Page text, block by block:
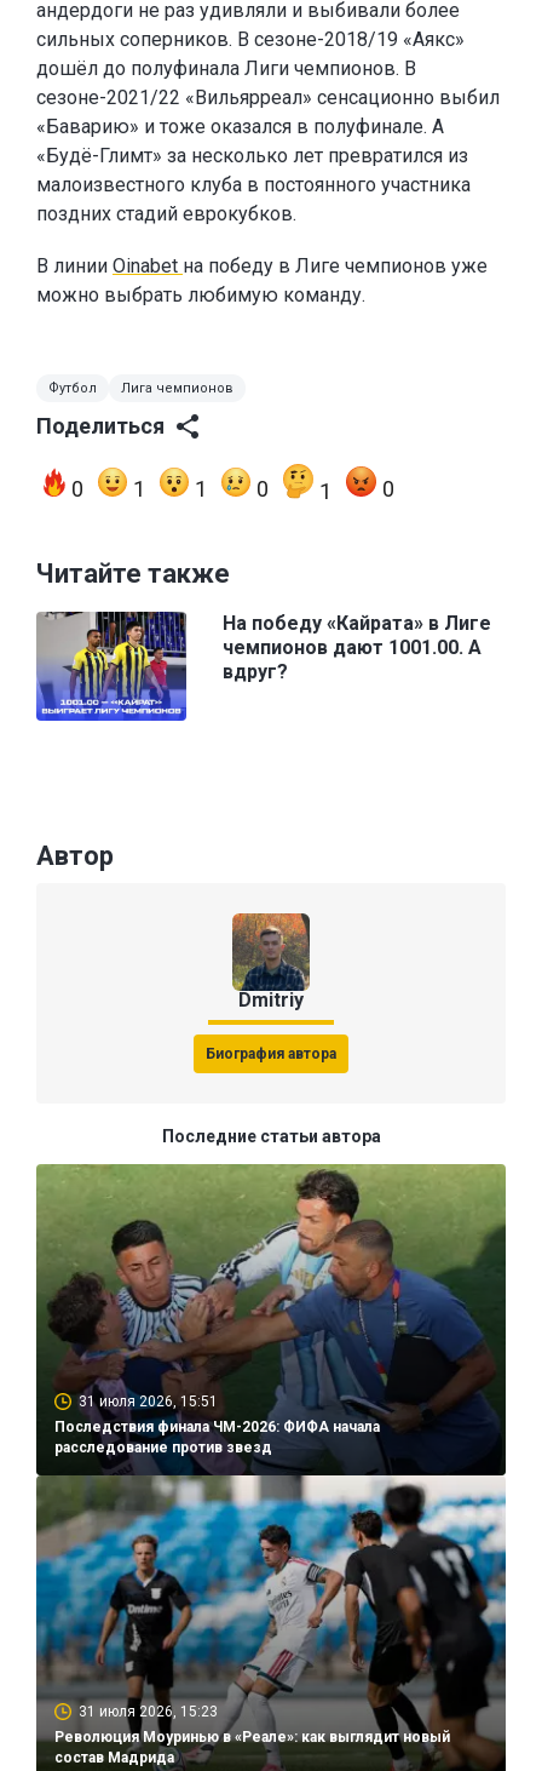
андердоги не раз удивляли и выбивали более
сильных соперников. В сезоне-2018/19 «Аякс»
дошёл до полуфинала Лиги чемпионов. В
сезоне-2021/22 «Вильярреал» сенсационно выбил
«Баварию» и тоже оказался в полуфинале. А
«Будё-Глимт» за несколько лет превратился из
малоизвестного клуба в постоянного участника
поздних стадий еврокубков.
В линии Oinabet на победу в Лиге чемпионов уже
можно выбрать любимую команду.
Футбол Лига чемпионов
Поделиться
0 1 1 0 1 0
Читайте также
На победу «Кайрата» в Лиге
чемпионов дают 1001.00. А
вдруг?
Автор
Dmitriy
Биография автора
Последние статьи автора
31 июля 2026, 15:51
Последствия финала ЧМ-2026: ФИФА начала
расследование против звезд
31 июля 2026, 15:23
Революция Моуринью в «Реале»: как выглядит новый
состав Мадрида